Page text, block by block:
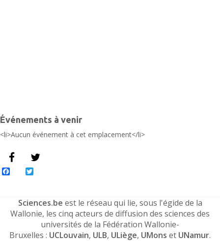
Événements à venir
<li>Aucun événement à cet emplacement</li>
Facebook
Sciences.be est le réseau qui lie, sous l'égide de la
Wallonie, les cinq acteurs de diffusion des sciences des
universités de la Fédération Wallonie-
Bruxelles : UCLouvain, ULB, ULiège, UMons et UNamur.